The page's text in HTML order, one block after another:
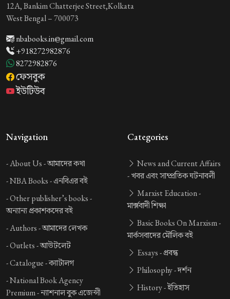
12A, Bankim Chatterjee Street,Kolkata
West Bengal – 700073
nbabooks.in@gmail.com
+918272982876
8272982876
ফেসবুক
ইউটিউব
Navigation
-About Us -আমাদের কথা
-NBA Books -এনবিএর বই
-Other publisher’s books -
অন্যান্য প্রকাশকদের বই
-Authors -আমাদের লেখক
-Outlets -আউটলেট
-Catalogue -ক্যাটালগ
-National Book Agency
Premium -ন্যাশনাল বুক এজেন্সী
Categories
News and Current Affairs
-খবর এবং সাম্প্রতিক ঘটনাবলী
Marxist Education -
মার্ক্সবাদী শিক্ষা
Basic Books On Marxism -
মার্কসবাদের মৌলিক বই
Essays -প্রবন্ধ
Philosophy -দর্শন
History -ইতিহাস